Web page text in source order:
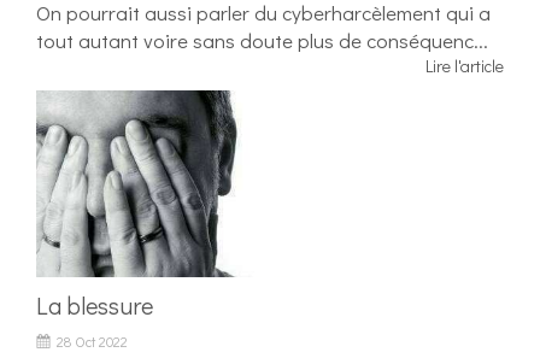
On pourrait aussi parler du cyberharcèlement qui a
tout autant voire sans doute plus de conséquenc...
Lire l'article
La blessure
28 Oct 2022